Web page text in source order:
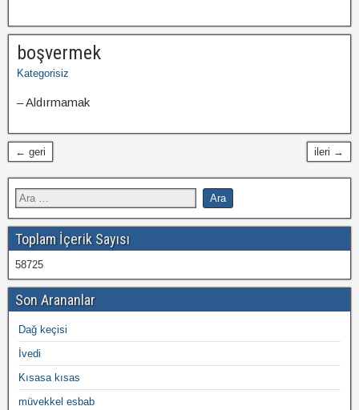
boşvermek
Kategorisiz
– Aldırmamak
← geri ileri →
Toplam İçerik Sayısı
58725
Son Arananlar
Dağ keçisi
İvedi
Kısasa kısas
müvekkel esbab